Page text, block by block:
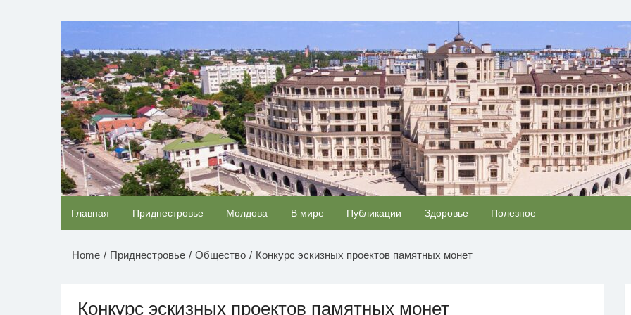
НОВОСТИ ПРИДНЕСТРОВЬЯ
Главная Приднестровье Молдова В мире Публикации Здоровье Полезное
Home Приднестровье Общество Конкурс эскизных проектов памятных монет
Конкурс эскизных проектов памятных монет
Ролик из Омска: вы будете смеяться долго
Скрытые признаки рака: на такое никто не
обращает внимание, а зря!